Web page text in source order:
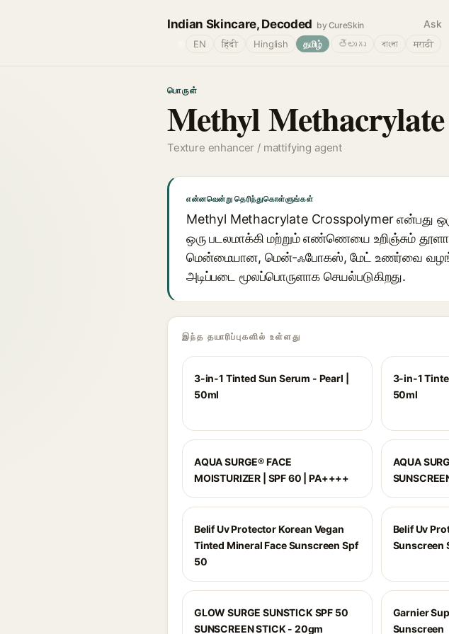
Indian Skincare, Decoded by CureSkin Ask
EN हिंदी Hinglish தமிழ் తెలుగు বাংলা मराठी
பொருள்
Methyl
Texture enhancer / mattifying agent
என்னவென்று தெரிந்துகொள்ளுங்கள்
Methyl Methacrylate Crosspolymer என்பது
ஒரு படலமாக்கி மற்றும் எண்ணெயை உறிஞ்சும்
மென்மையான, மென்-ஃபோகஸ், மேட் உணர்வை
அடிப்படை மூலப்பொருளாக செயல்படுகிறது.
இந்த தயாரிப்புகளில் உள்ளது
3-in-1 Tinted Sun Serum - Pearl |
50ml
3-in-1
50ml
AQUA SURGE® FACE
MOISTURIZER | SPF 60 | PA++++
AQUA
Belif Uv Protector Korean Vegan
Tinted Mineral Face Sunscreen Spf
50
Belif Uv
Sunscreen
GLOW SURGE SUNSTICK SPF 50
SUNSCREEN STICK - 20gm
Garnier
Sunscreen